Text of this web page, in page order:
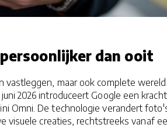
dan ooit
maar ook complete
2026 introduceert Google een
Omni. De technologie verandert
visuele creaties, rechtstreeks vanaf